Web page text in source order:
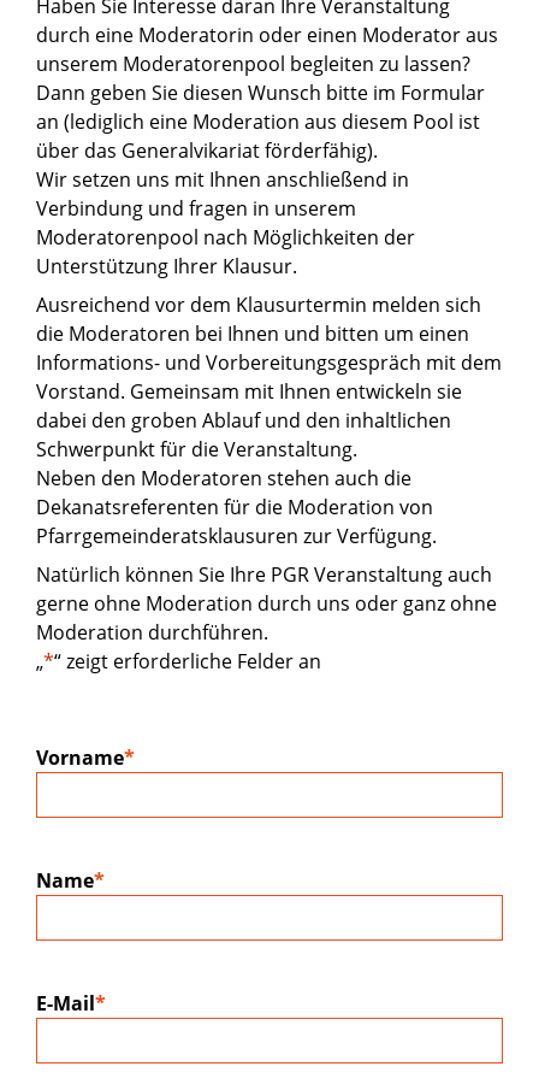
Haben Sie Interesse daran Ihre Veranstaltung
durch eine Moderatorin oder einen Moderator aus
unserem Moderatorenpool begleiten zu lassen?
Dann geben Sie diesen Wunsch bitte im Formular
an (lediglich eine Moderation aus diesem Pool ist
über das Generalvikariat förderfähig).
Wir setzen uns mit Ihnen anschließend in
Verbindung und fragen in unserem
Moderatorenpool nach Möglichkeiten der
Unterstützung Ihrer Klausur.
Ausreichend vor dem Klausurtermin melden sich
die Moderatoren bei Ihnen und bitten um einen
Informations- und Vorbereitungsgespräch mit dem
Vorstand. Gemeinsam mit Ihnen entwickeln sie
dabei den groben Ablauf und den inhaltlichen
Schwerpunkt für die Veranstaltung.
Neben den Moderatoren stehen auch die
Dekanatsreferenten für die Moderation von
Pfarrgemeinderatsklausuren zur Verfügung.
Natürlich können Sie Ihre PGR Veranstaltung auch
gerne ohne Moderation durch uns oder ganz ohne
Moderation durchführen.
„*“ zeigt erforderliche Felder an
Vorname*
Name*
E-Mail*